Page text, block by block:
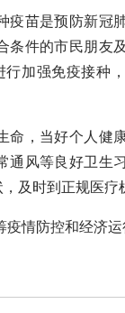
苗是预防新冠
条件的市民朋友
加强免疫接种
，当好个人健
通风等良好卫生
及时到正规医疗
疫情防控和经济